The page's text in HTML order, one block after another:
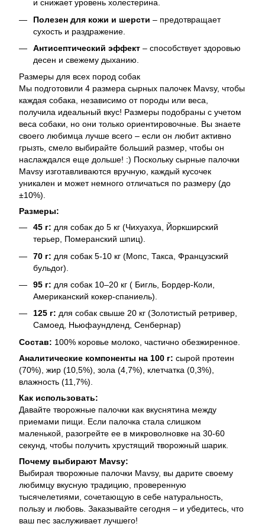
и снижает уровень холестерина.
Полезен для кожи и шерсти – предотвращает
сухость и раздражение.
Антисептический эффект – способствует здоровью
десен и свежему дыханию.
Размеры для всех пород собак
Мы подготовили 4 размера сырных палочек Mavsy, чтобы
каждая собака, независимо от породы или веса,
получила идеальный вкус! Размеры подобраны с учетом
веса собаки, но они только ориентировочные. Вы знаете
своего любимца лучше всего – если он любит активно
грызть, смело выбирайте больший размер, чтобы он
наслаждался еще дольше! :) Поскольку сырные палочки
Mavsy изготавливаются вручную, каждый кусочек
уникален и может немного отличаться по размеру (до
±10%).
Размеры:
45 г: для собак до 5 кг (Чихуахуа, Йоркширский
терьер, Померанский шпиц).
70 г: для собак 5-10 кг (Мопс, Такса, Французский
бульдог).
95 г: для собак 10–20 кг ( Бигль, Бордер-Коли,
Американский кокер-спаниель).
125 г: для собак свыше 20 кг (Золотистый ретривер,
Самоед, Ньюфаундленд, Сенбернар)
Состав: 100% коровье молоко, частично обезжиренное.
Аналитические компоненты на 100 г: сырой протеин
(70%), жир (10,5%), зола (4,7%), клетчатка (0,3%),
влажность (11,7%).
Как использовать:
Давайте творожные палочки как вкуснятина между
приемами пищи. Если палочка стала слишком
маленькой, разогрейте ее в микроволновке на 30-60
секунд, чтобы получить хрустящий творожный шарик.
Почему выбирают Mavsy:
Выбирая творожные палочки Mavsy, вы дарите своему
любимцу вкусную традицию, проверенную
тысячелетиями, сочетающую в себе натуральность,
пользу и любовь. Заказывайте сегодня – и убедитесь, что
ваш пес заслуживает лучшего!